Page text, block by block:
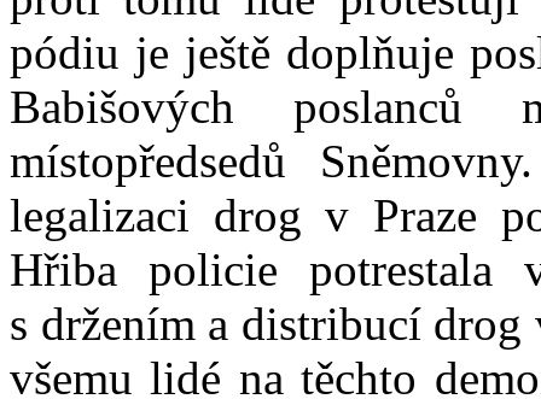
pódiu je ještě doplňuje
Babišových
místopředsedů
legalizaci drog v Praze
Hřiba policie
s držením a distribucí drog
všemu lidé na těchto